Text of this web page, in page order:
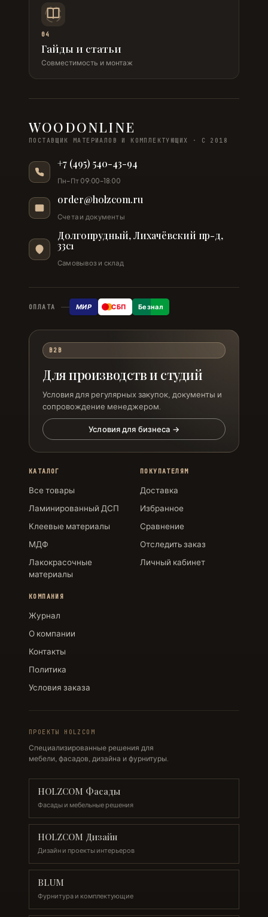
04
Гайды и статьи
Совместимость и монтаж
WOODONLINE
ПОСТАВЩИК МАТЕРИАЛОВ И КОМПЛЕКТУЮЩИХ · С 2018
+7 (495) 540-43-94
Пн–Пт 09:00–18:00
order@holzcom.ru
Счета и документы
Долгопрудный, Лихачёвский пр-д,
33с1
Самовывоз и склад
ОПЛАТА МИР СБП Безнал
B2B
Для производств и студий
Условия для регулярных закупок, документы и
сопровождение менеджером.
Условия для бизнеса →
КАТАЛОГ
Все товары
Ламинированный ДСП
Клеевые материалы
МДФ
Лакокрасочные
материалы
ПОКУПАТЕЛЯМ
Доставка
Избранное
Сравнение
Отследить заказ
Личный кабинет
КОМПАНИЯ
Журнал
О компании
Контакты
Политика
Условия заказа
ПРОЕКТЫ HOLZCOM
Специализированные решения для
мебели, фасадов, дизайна и фурнитуры.
HOLZCOM Фасады
Фасады и мебельные решения
HOLZCOM Дизайн
Дизайн и проекты интерьеров
BLUM
Фурнитура и комплектующие